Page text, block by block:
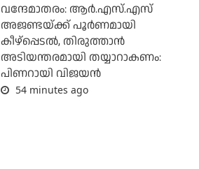
വന്ദേമാതരം: ആര്‍.എസ്.എസ്
അജണ്ടയ്ക്ക് പൂര്‍ണമായി
കീഴ്‌പ്പെടല്‍, തിരുത്താന്‍
അടിയന്തരമായി തയ്യാറാകണം:
പിണറായി വിജയന്‍
54 minutes ago